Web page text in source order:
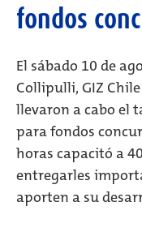
fondos
El sábado 10 de
Collipulli, GIZ
llevaron a cabo el
para fondos
horas capacitó a
entregarles
aporten a su